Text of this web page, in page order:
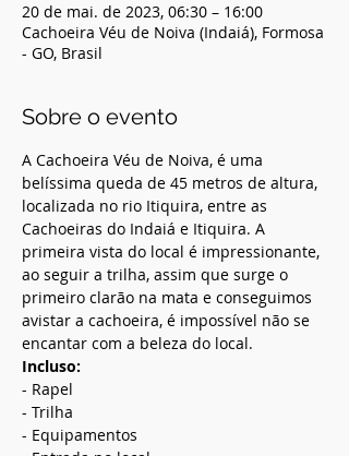
20 de mai. de 2023, 06:30 – 16:00
Cachoeira Véu de Noiva (Indaiá), Formosa
- GO, Brasil
Sobre o evento
A Cachoeira Véu de Noiva, é uma
belíssima queda de 45 metros de altura,
localizada no rio Itiquira, entre as
Cachoeiras do Indaiá e Itiquira. A
primeira vista do local é impressionante,
ao seguir a trilha, assim que surge o
primeiro clarão na mata e conseguimos
avistar a cachoeira, é impossível não se
encantar com a beleza do local.
Incluso:
- Rapel
- Trilha
- Equipamentos